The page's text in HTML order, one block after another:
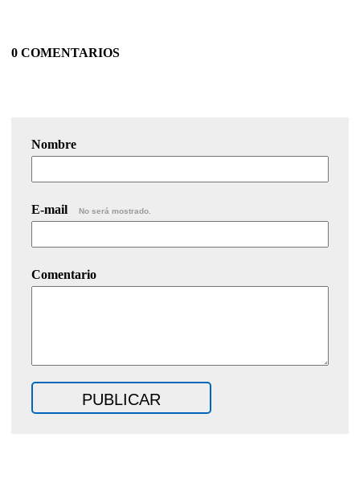
0 COMENTARIOS
Nombre
E-mail No será mostrado.
Comentario